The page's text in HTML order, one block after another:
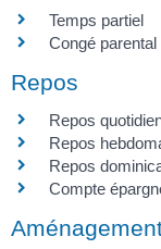
Temps partiel
Congé
Repos
Repos
Repos
Repos
Compte